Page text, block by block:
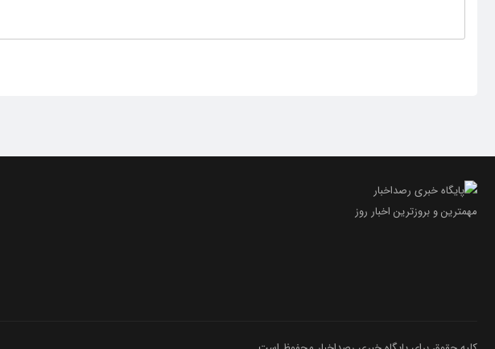
مهمترین و بروز‌ترین اخبار روز